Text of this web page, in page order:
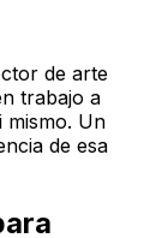
de arte
trabajo a
Un
de esa